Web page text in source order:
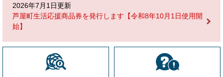
2026年7月1日更新
芦屋町生活応援商品券を発行します【令和8年10月1日使用開
始】